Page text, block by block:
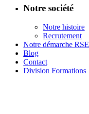
Notre société
Notre histoire
Recrutement
Notre démarche RSE
Blog
Contact
Division Formations